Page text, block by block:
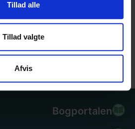
Tillad alle
Tillad valgte
Afvis
Bogportalen